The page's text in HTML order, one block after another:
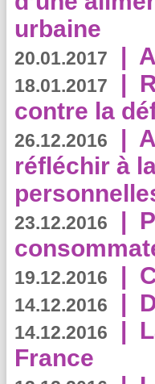
urbaine
20.01.2017 |
18.01.2017 |
contre la
26.12.2016 |
réfléchir à
23.12.2016 |
19.12.2016 |
14.12.2016 |
14.12.2016 |
France